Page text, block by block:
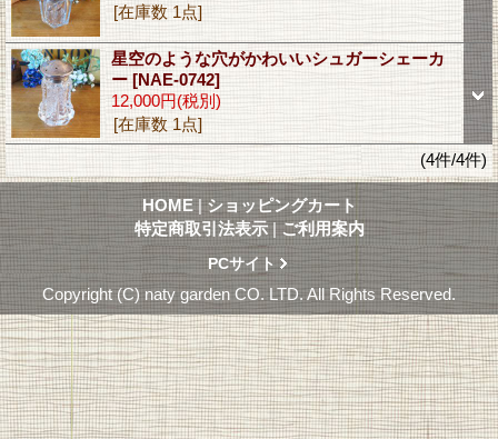
[在庫数 1点]
星空のような穴がかわいいシュガーシェーカ
ー[NAE-0742]
12,000円(税別)
[在庫数 1点]
(4件/4件)
HOME | ショッピングカート
特定商取引法表示 | ご利用案内
PCサイト
Copyright (C) naty garden CO. LTD. All Rights Reserved.